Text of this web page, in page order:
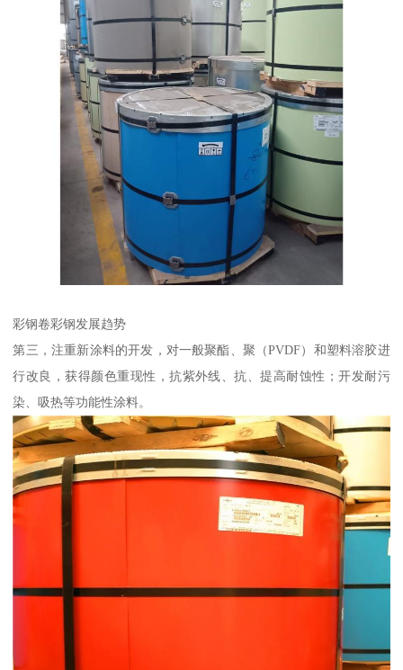
彩钢卷彩钢发展趋势
第三，注重新涂料的开发，对一般聚酯、聚（PVDF）和塑料溶胶进
行改良，获得颜色重现性，抗紫外线、抗、提高耐蚀性；开发耐污
染、吸热等功能性涂料。